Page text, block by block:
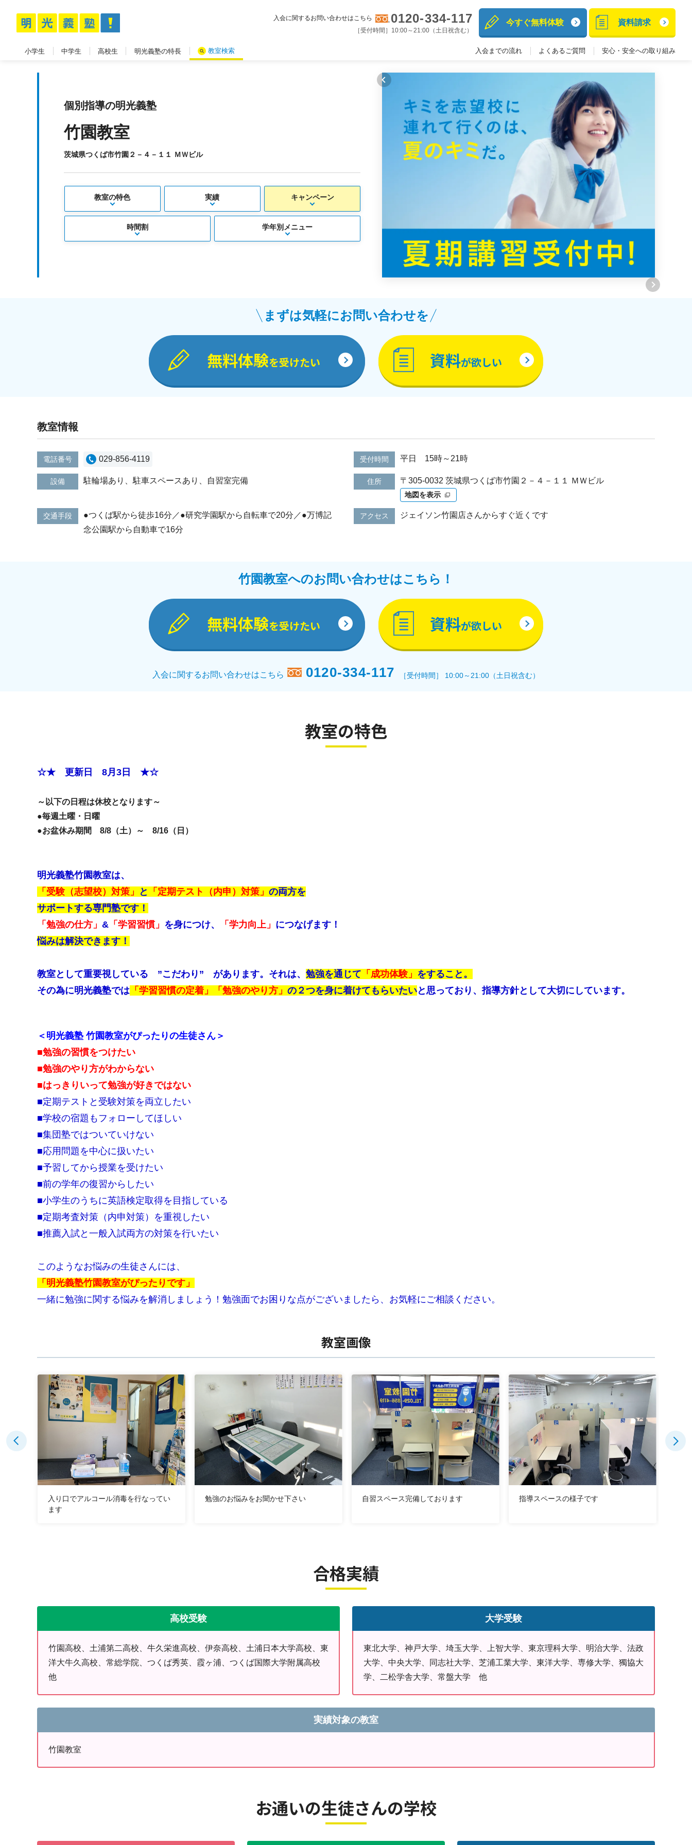
今すぐ無料体験 資料請求
入会に関するお問い合わせはこちら 0120-334-117
［受付時間］10:00～21:00（土日祝含む）
高校生
中学生
小学生 明光義塾の特長 教室検索 入会までの流れ よくあるご質問 安心・安全への取り組み
個別指導の明光義塾
竹園教室
茨城県つくば市竹園２－４－１１ ＭＷビル
教室の特色 実績 キャンペーン
時間割 学年別メニュー
まずは気軽にお問い合わせを
無料体験を受けたい 資料が欲しい
教室情報
電話番号 029-856-4119 受付時間 平日 15時～21時
設備 駐輪場あり、駐車スペースあり、自習室完備 住所 〒305-0032 茨城県つくば市竹園２－４－１１ ＭＷビル
地図を表示
交通手段
●つくば駅から徒歩16分／●研究学園駅から自転車で20分／●万博記
念公園駅から自動車で16分
アクセス ジェイソン竹園店さんからすぐ近くです
竹園教室へのお問い合わせはこちら！
無料体験を受けたい 資料が欲しい
入会に関するお問い合わせはこちら 0120-334-117 ［受付時間］ 10:00～21:00（土日祝含む）
教室の特色
☆★ 更新日 8月3日 ★☆
～以下の日程は休校となります～
●毎週土曜・日曜
●お盆休み期間 8/8（土）～ 8/16（日）
明光義塾竹園教室は、
「受験（志望校）対策」
と 「定期テスト（内申）対策」 の両方を
サポートする専門塾です！
「勉強の仕方」 &「学習習慣」 を身につけ、 「学力向上」 につなげます！
悩みは解決できます！
教室として重要視している ”こだわり” があります。それは、 勉強を通じて 「成功体験」 をすること。
その為に明光義塾では 「学習習慣の定着」「勉強のやり方」 の２つを身に着けてもらいたいと思っており、指導方針として大切にしています。
＜明光義塾 竹園教室がぴったりの生徒さん＞
■勉強の習慣をつけたい
■勉強のやり方がわからない
■はっきりいって勉強が好きではない
■定期テストと受験対策を両立したい
■学校の宿題もフォローしてほしい
■集団塾ではついていけない
■応用問題を中心に扱いたい
■予習してから授業を受けたい
■前の学年の復習からしたい
■小学生のうちに英語検定取得を目指している
■定期考査対策（内申対策）を重視したい
■推薦入試と一般入試両方の対策を行いたい
このようなお悩みの生徒さんには、
「明光義塾竹園教室がぴったりです」
一緒に勉強に関する悩みを解消しましょう！ 勉強面でお困りな点がございましたら、お気軽にご相談ください。
教室画像
入り口でアルコール消毒を行なってい
ます
勉強のお悩みをお聞かせ下さい 自習スペース完備しております 指導スペースの様子です
合格実績
大学受験
東北大学、神戸大学、埼玉大学、上智大学、東京理科大学、明治大学、法政
大学、中央大学、同志社大学、芝浦工業大学、東洋大学、専修大学、獨協大
学、二松学舎大学、常盤大学 他
高校受験
竹園高校、土浦第二高校、牛久栄進高校、伊奈高校、土浦日本大学高校、東
洋大牛久高校、常総学院、つくば秀英、霞ヶ浦、つくば国際大学附属高校
他
実績対象の教室
竹園教室
お通いの生徒さんの学校